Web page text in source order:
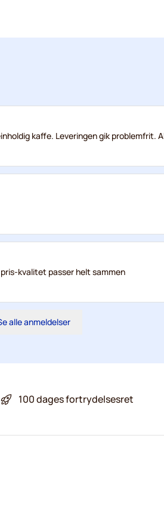
kaffe. Leveringen gik problemfrit.
kvalitet passer helt sammen
alle anmeldelser
100 dages fortrydelsesret